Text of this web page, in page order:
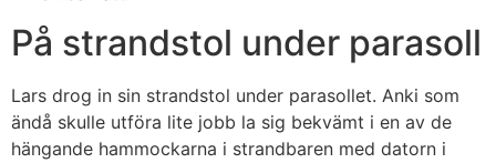
På strandstol under parasoll
Lars drog in sin strandstol under parasollet. Anki som
ändå skulle utföra lite jobb la sig bekvämt i en av de
hängande hammockarna i strandbaren med datorn i